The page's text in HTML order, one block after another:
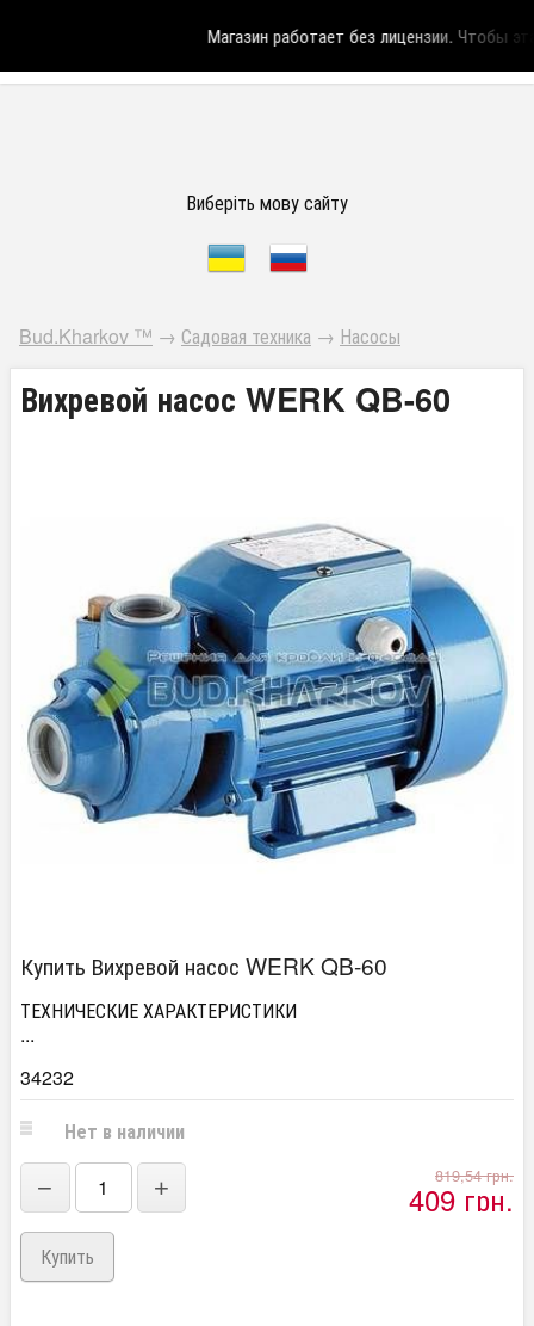
Магазин работает без лицензии.Чтобы эта
Виберіть мову сайту
Bud.Kharkov ™ → Садовая техника → Насосы
Вихревой насос WERK QB-60
Купить Вихревой насос WERK QB-60
ТЕХНИЧЕСКИЕ ХАРАКТЕРИСТИКИ
...
34232
Нет в наличии
− + 819,54 грн.
409 грн.